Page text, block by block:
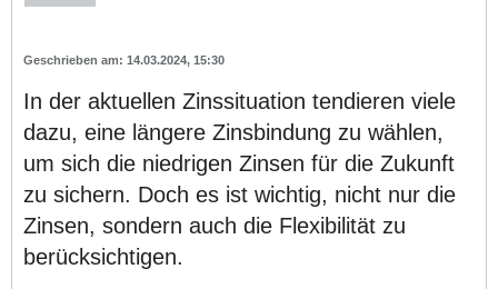
14.03.2024, 15:30
In der aktuellen Zinssituation tendieren viele
dazu, eine längere Zinsbindung zu wählen,
um sich die niedrigen Zinsen für die Zukunft
zu sichern. Doch es ist wichtig, nicht nur die
Zinsen, sondern auch die Flexibilität zu
berücksichtigen.